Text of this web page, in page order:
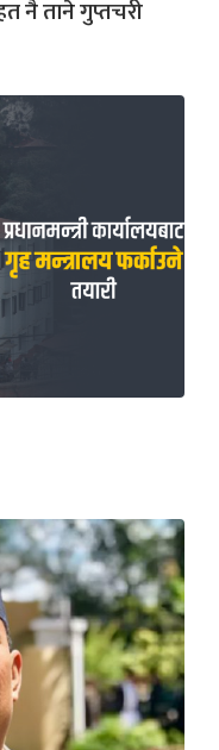
नै ताने गुप्तचरी